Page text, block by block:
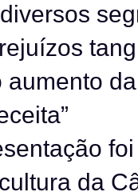
da